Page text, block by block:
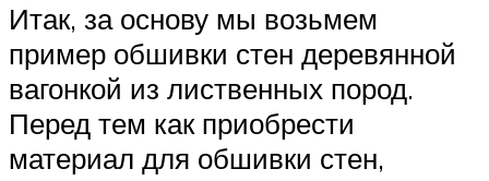
Итак, за основу мы возьмем
пример обшивки стен деревянной
вагонкой из лиственных пород.
Перед тем как приобрести
материал для обшивки стен,